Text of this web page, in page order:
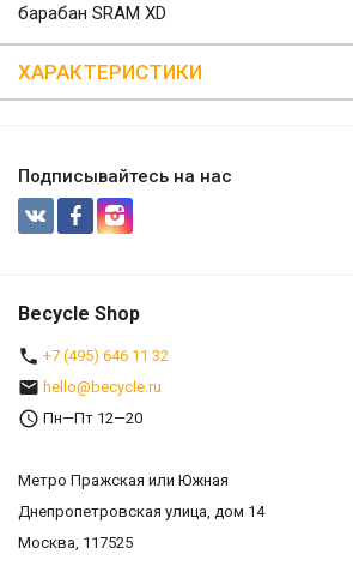
барабан SRAM XD
ХАРАКТЕРИСТИКИ
Подписывайтесь на нас
Becycle Shop
+7 (495) 646 11 32
hello@becycle.ru
Пн—Пт 12—20
Метро Пражская или Южная
Днепропетровская улица, дом 14
Москва, 117525